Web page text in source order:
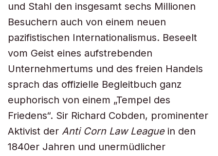
und Stahl den insgesamt sechs Millionen
Besuchern auch von einem neuen
pazifistischen Internationalismus. Beseelt
vom Geist eines aufstrebenden
Unternehmertums und des freien Handels
sprach das offizielle Begleitbuch ganz
euphorisch von einem „Tempel des
Friedens“. Sir Richard Cobden, prominenter
Aktivist der Anti Corn Law League in den
1840er Jahren und unermüdlicher